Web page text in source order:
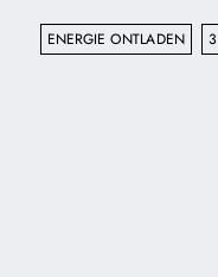
ENERGIE ONTLADEN